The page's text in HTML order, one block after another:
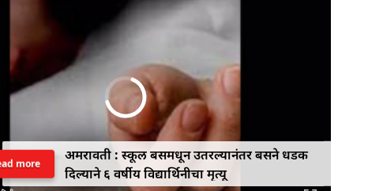
अमरावती : स्कूल बसमधून उतरल्यानंतर बसने धडक
दिल्याने ६ वर्षीय विद्यार्थिनीचा मृत्यू
more